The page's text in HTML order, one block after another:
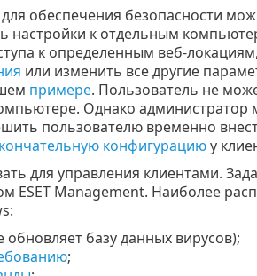
обеспечения безопасности
настройки к отдельным
к определенным веб-
или изменить все другие
примере. Пользователь не
Однако
пользователю временно
конфигурациюу
для управления клиентами.
ESET Management. Наиболее
обновляет базу данных вирусов);
;